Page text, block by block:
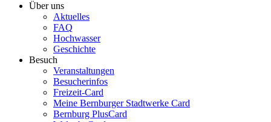
Über uns
Aktuelles
FAQ
Hochwasser
Geschichte
Besuch
Veranstaltungen
Besucherinfos
Freizeit-Card
Meine Bernburger Stadtwerke Card
Bernburg PlusCard